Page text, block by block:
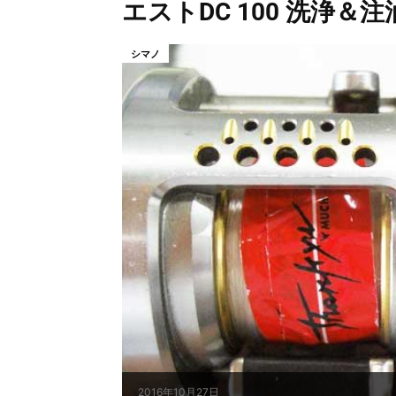
エストDC 100 洗浄＆注
2016年10月27日
シマノ